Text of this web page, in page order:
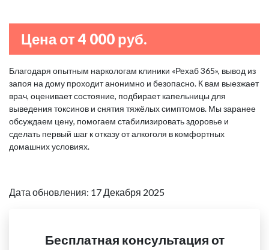
Цена от 4 000 руб.
Благодаря опытным наркологам клиники «Рехаб 365», вывод из
запоя на дому проходит анонимно и безопасно. К вам выезжает
врач, оценивает состояние, подбирает капельницы для
выведения токсинов и снятия тяжёлых симптомов. Мы заранее
обсуждаем цену, помогаем стабилизировать здоровье и
сделать первый шаг к отказу от алкоголя в комфортных
домашних условиях.
Дата обновления: 17 Декабря 2025
Бесплатная консультация от